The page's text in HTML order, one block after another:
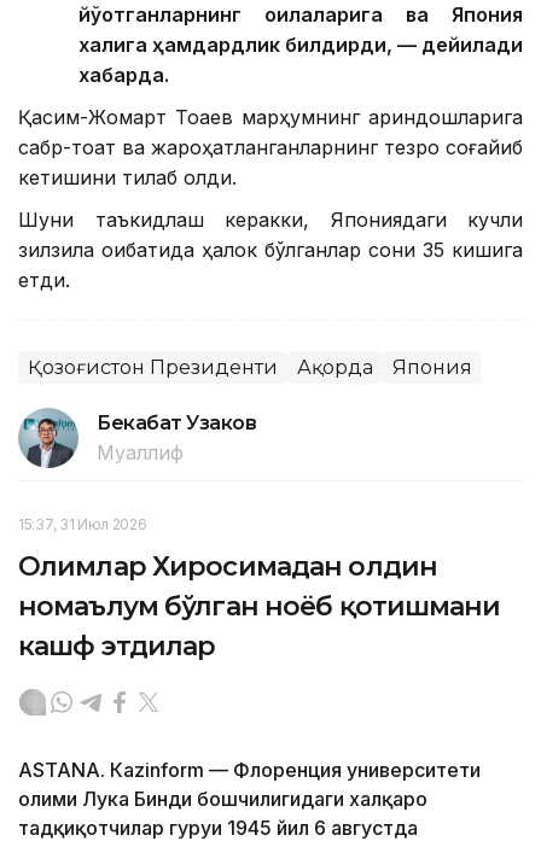
йўқотганларнинг оилаларига ва Япония
халқига ҳамдардлик билдирди, — дейилади
хабарда.
Қасим-Жомарт Тоқаев марҳумнинг қариндошларига
сабр-тоқат ва жароҳатланганларнинг тезроқ соғайиб
кетишини тилаб қолди.
Шуни таъкидлаш керакки, Япониядаги кучли
зилзила оқибатида ҳалок бўлганлар сони 35 кишига
етди.
Қозоғистон Президенти Ақорда Япония
Бекабат Узаков
Муаллиф
15:37, 31 Июл 2026
Олимлар Хиросимадан олдин
номаълум бўлган ноёб қотишмани
кашф этдилар
ASTANА. Кazinform — Флоренция университети
олими Лука Бинди бошчилигидаги халқаро
тадқиқотчилар гуруҳи 1945 йил 6 августда